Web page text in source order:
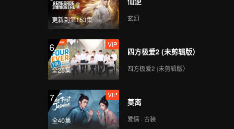
更新到第153集 玄幻
6
全25集
VIP
四方极爱2 (未剪辑版）
四方极爱2 (未剪辑版）
7
全40集
VIP
莫离
爱情 · 古装